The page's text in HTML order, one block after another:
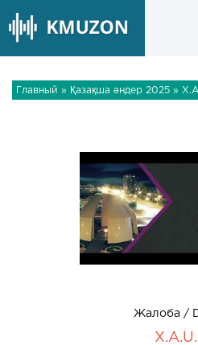
Главный » Қазақша әндер 2025 »
Жалоба /